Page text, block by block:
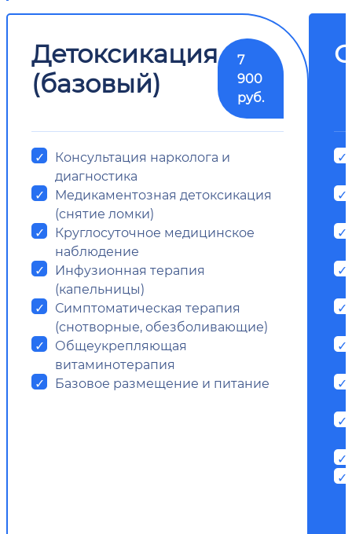
Детоксикация
(базовый)
7
900
руб.
Консультация нарколога и
диагностика
Медикаментозная детоксикация
(снятие ломки)
Круглосуточное медицинское
наблюдение
Инфузионная терапия
(капельницы)
Симптоматическая терапия
(снотворные, обезболивающие)
Общеукрепляющая
витаминотерапия
Базовое размещение и питание